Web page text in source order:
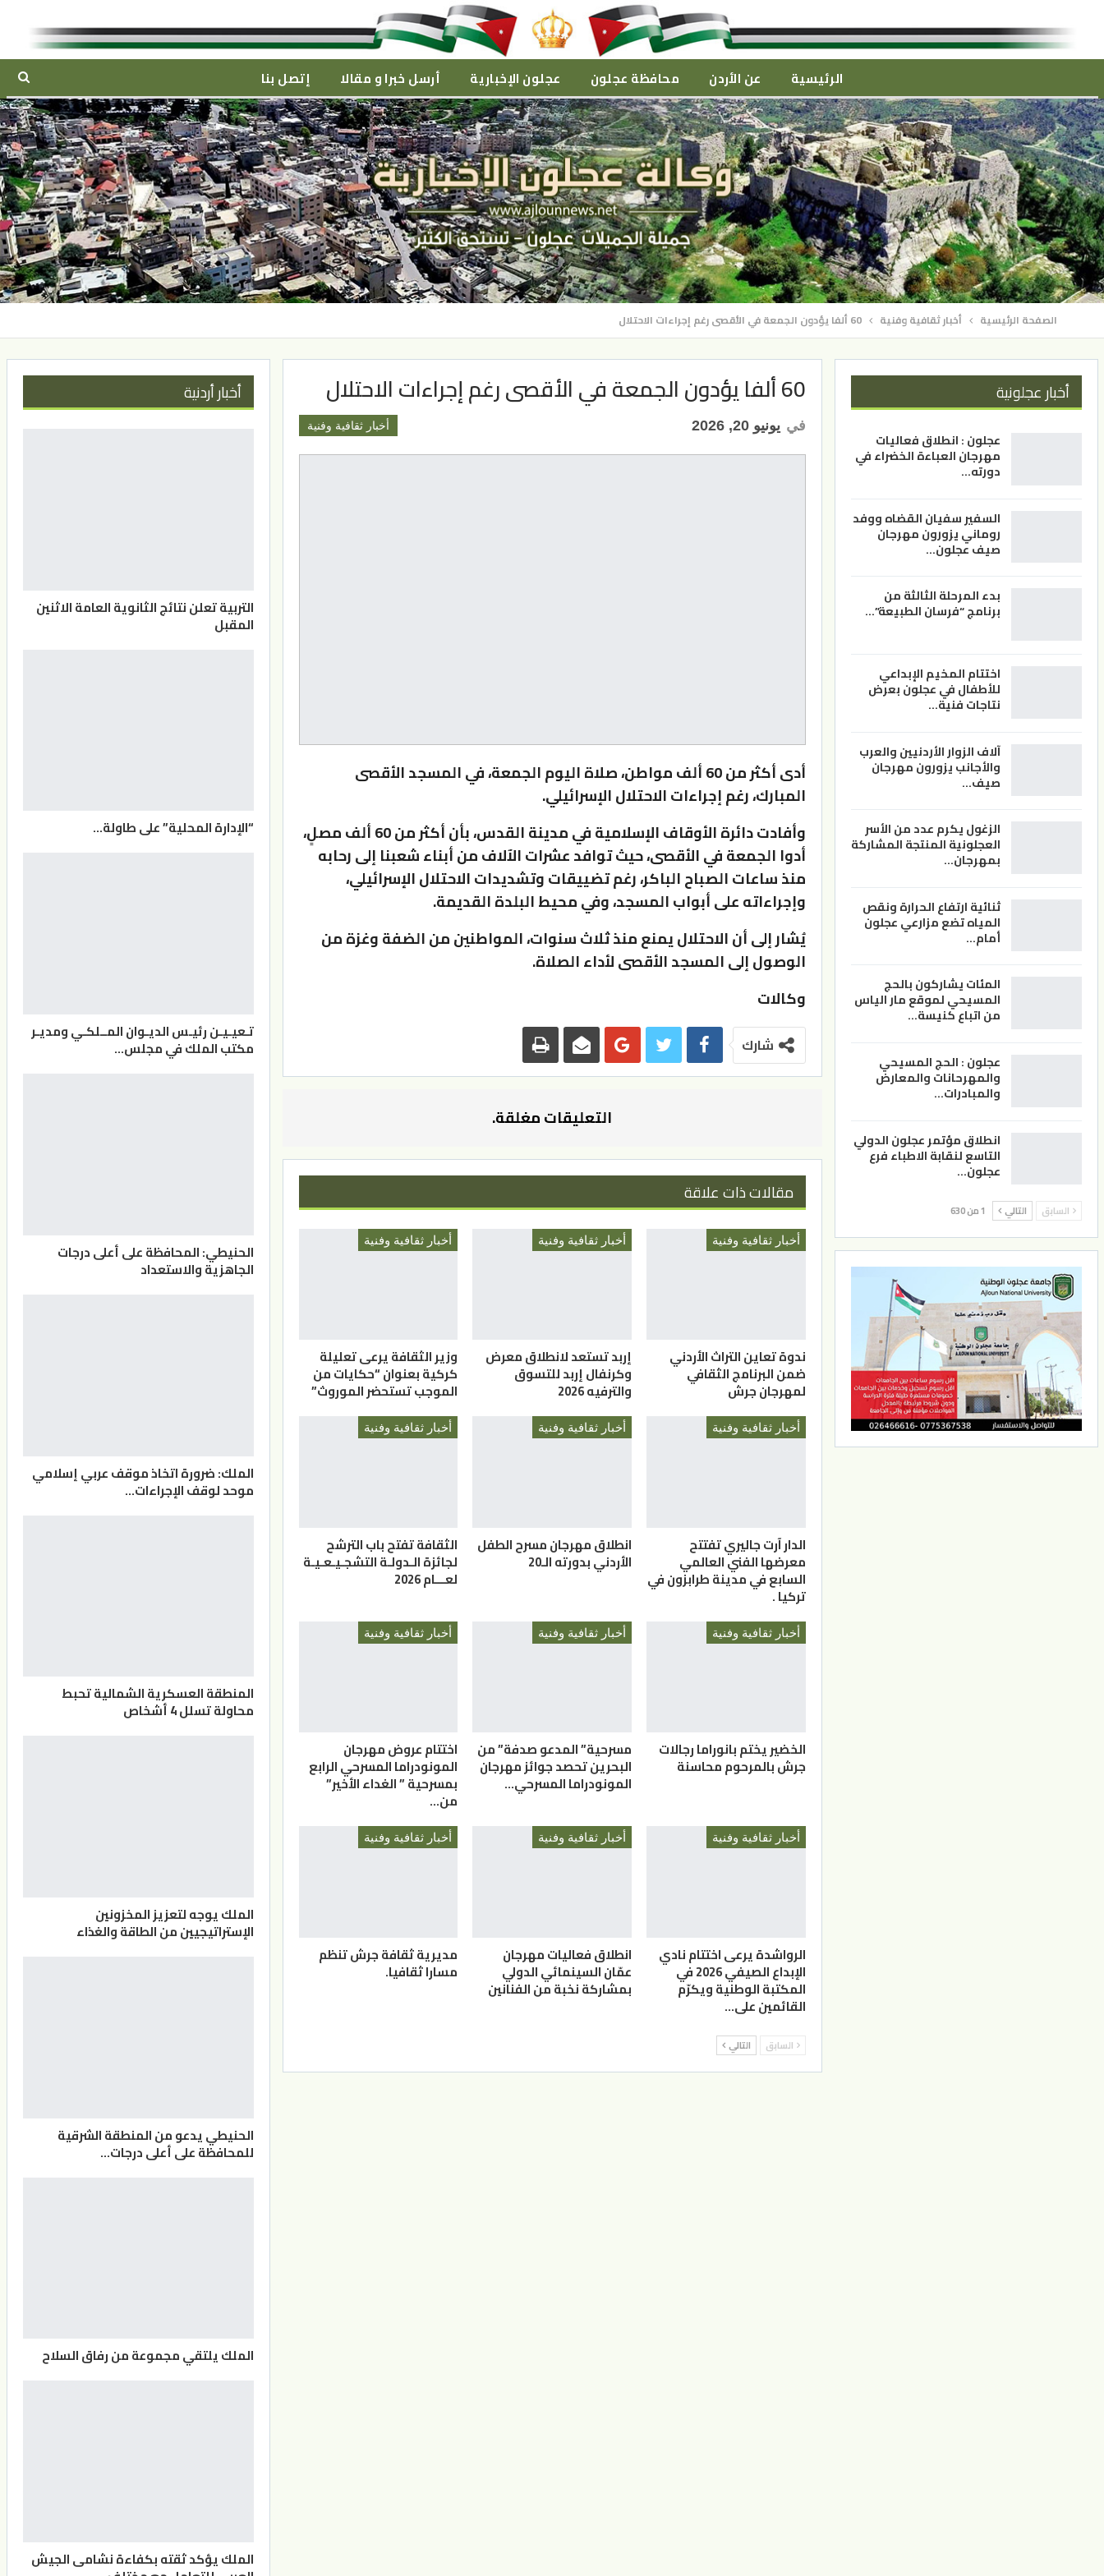
الرئيسية عن الأردن محافظة عجلون عجلون الإخبارية أرسل خبرا و مقالا إتصل بنا
الصفحة الرئيسية أخبار ثقافية وفنية 60 ألفا يؤدون الجمعة في الأقصى رغم إجراءات الاحتلال
60 ألفا يؤدون الجمعة في الأقصى رغم إجراءات الاحتلال
أخبار ثقافية وفنية في يونيو 20, 2026
أدى أكثر من 60 ألف مواطن، صلاة اليوم الجمعة، في المسجد الأقصى
المبارك، رغم إجراءات الاحتلال الإسرائيلي.
وأفادت دائرة الأوقاف الإسلامية في مدينة القدس، بأن أكثر من 60 ألف مصلٍ،
أدوا الجمعة في الأقصى، حيث توافد عشرات الآلاف من أبناء شعبنا إلى رحابه
منذ ساعات الصباح الباكر، رغم تضييقات وتشديدات الاحتلال الإسرائيلي،
وإجراءاته على أبواب المسجد، وفي محيط البلدة القديمة.
يُشار إلى أن الاحتلال يمنع منذ ثلاث سنوات، المواطنين من الضفة وغزة من
الوصول إلى المسجد الأقصى لأداء الصلاة.
وكالات
شارك
التعليقات مغلقة.
مقالات ذات علاقة
أخبار ثقافية وفنية
ندوة تعاين التراث الأردني
ضمن البرنامج الثقافي
لمهرجان جرش
أخبار ثقافية وفنية
إربد تستعد لانطلاق معرض
وكرنفال إربد للتسوق
والترفيه 2026
أخبار ثقافية وفنية
وزير الثقافة يرعى تعليلة
كركية بعنوان “حكايات من
الموجب تستحضر الموروث”
أخبار ثقافية وفنية
الدار آرت جاليري تفتتح
معرضها الفني العالمي
السابع في مدينة طرابزون في
تركيا .
أخبار ثقافية وفنية
انطلاق مهرجان مسرح الطفل
الأردني بدورته الـ20
أخبار ثقافية وفنية
الثقافة تفتح باب الترشح
لجائزة الـدولـة التشجـيـعـيـة
لعـــام 2026
أخبار ثقافية وفنية
الخضير يختم بانوراما رجالات
جرش بالمرحوم محاسنة
أخبار ثقافية وفنية
مسرحية” المدعو صدفة” من
البحرين تحصد جوائز مهرجان
المونودراما المسرحي…
أخبار ثقافية وفنية
اختتام عروض مهرجان
المونودراما المسرحي الرابع
بمسرحية ” الغداء الأخير”
من…
أخبار ثقافية وفنية
الرواشدة يرعى اختتام نادي
الإبداع الصيفي 2026 في
المكتبة الوطنية ويكرّم
القائمين على…
أخبار ثقافية وفنية
انطلاق فعاليات مهرجان
عمّان السينمائي الدولي
بمشاركة نخبة من الفنانين
أخبار ثقافية وفنية
مديرية ثقافة جرش تنظم
مسارا ثقافيا.
السابق التالي
أخبار عجلونية
عجلون : انطلاق فعاليات
مهرجان العباءة الخضراء في
دورته…
السفير سفيان القضاه ووفد
روماني يزورون مهرجان
صيف عجلون…
بدء المرحلة الثالثة من
برنامج “فرسان الطبيعة”…
اختتام المخيم الإبداعي
للأطفال في عجلون بعرض
نتاجات فنية…
آلاف الزوار الأردنيين والعرب
والأجانب يزورون مهرجان
صيف…
الزغول يكرم عدد من الأسر
العجلونية المنتجة المشاركة
بمهرجان…
ثنائية ارتفاع الحرارة ونقص
المياه تضع مزارعي عجلون
أمام…
المئات يشاركون بالحج
المسيحي لموقع مار الياس
من اتباع كنيسة…
عجلون : الحج المسيحي
والمهرحانات والمعارض
والمبادرات…
انطلاق مؤتمر عجلون الدولي
التاسع لنقابة الاطباء فرع
عجلون…
السابق التالي 1 من 630
أخبار أردنية
التربية تعلن نتائج الثانوية العامة الاثنين
المقبل
“الإدارة المحلية” على طاولة…
تـعيـيـن رئيـس الديـوان المــلكـي ومديـر
مكتب الملك في مجلس…
الحنيطي: المحافظة على أعلى درجات
الجاهزية والاستعداد
الملك: ضرورة اتخاذ موقف عربي إسلامي
موحد لوقف الإجراءات…
المنطقة العسكرية الشمالية تحبط
محاولة تسلل 4 أشخاص
الملك يوجه لتعزيز المخزونين
الإستراتيجيين من الطاقة والغذاء
الحنيطي يدعو من المنطقة الشرقية
للمحافظة على أعلى درجات…
الملك يلتقي مجموعة من رفاق السلاح
الملك يؤكد ثقته بكفاءة نشامى الجيش